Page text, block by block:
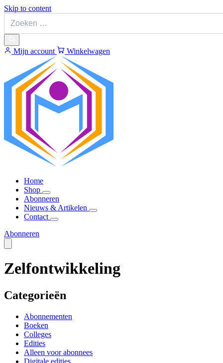
Skip to content
Mijn account Winkelwagen
Home
Shop
Abonneren
Nieuws & Artikelen
Contact
Abonneren
Zelfontwikkeling
Categorieën
Abonnementen
Boeken
Colleges
Edities
Alleen voor abonnees
Digitale edities